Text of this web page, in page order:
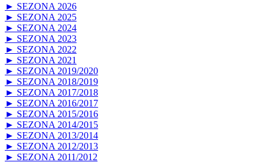
► SEZONA 2026
► SEZONA 2025
► SEZONA 2024
► SEZONA 2023
► SEZONA 2022
► SEZONA 2021
► SEZONA 2019/2020
► SEZONA 2018/2019
► SEZONA 2017/2018
► SEZONA 2016/2017
► SEZONA 2015/2016
► SEZONA 2014/2015
► SEZONA 2013/2014
► SEZONA 2012/2013
► SEZONA 2011/2012